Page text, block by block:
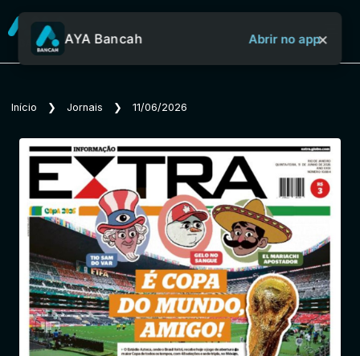
Sobre o Aya Bancah
Início
Revistas
Jornais
Notícias
AYA Bancah Abrir no app×
Início ❯ Jornais ❯ 11/06/2026